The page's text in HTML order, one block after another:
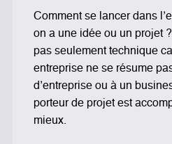
Comment se lancer dans
on a une idée ou un projet
pas seulement technique
entreprise ne se résume
d’entreprise ou à un
porteur de projet est
mieux.